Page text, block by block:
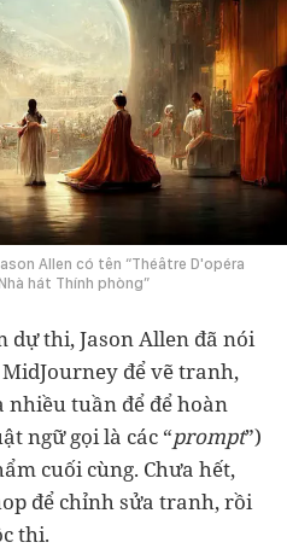
Allen có tên “Théâtre D'opéra
hát Thính phòng”
dự thi, Jason Allen đã nói
để vẽ tranh,
nhiều tuần để để hoàn
ngữ gọi là các “prompt”)
cuối cùng. Chưa hết,
để chỉnh sửa tranh, rồi
thi.